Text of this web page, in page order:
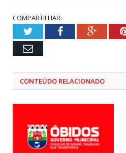
COMPARTILHAR:
TwitterFacebook
Email
CONTEÚDO RELACIONADO